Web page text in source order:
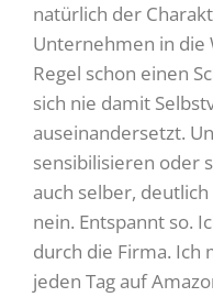
natürlich der
Unternehmen in die
Regel schon einen
sich nie damit
auseinandersetzt.
sensibilisieren oder
auch selber, deutlich
nein. Entspannt so.
durch die Firma. Ich
jeden Tag auf